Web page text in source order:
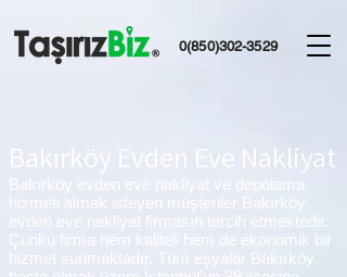
0(850)302-3529
Bakırköy Evden Eve Nakliyat
Bakırköy evden eve nakliyat ve depolama
hizmeti almak isteyen müşteriler Bakırköy
evden eve nakliyat firmasın tercih etmektedir.
Çünkü firma hem kaliteli hem de ekonomik bir
hizmet sunmaktadır. Tüm eşyalar Bakırköy